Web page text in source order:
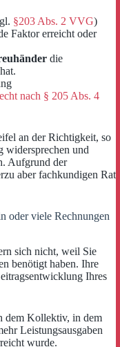
§203 Abs. 2 VVG)
Faktor erreicht oder
die
nach § 205 Abs. 4
an der Richtigkeit, so
widersprechen und
Aufgrund der
aber fachkundigen Rat
oder viele Rechnungen
sich nicht, weil Sie
benötigt haben. Ihre
Ihres
dem Kollektiv, in dem
Leistungsausgaben
wurde.